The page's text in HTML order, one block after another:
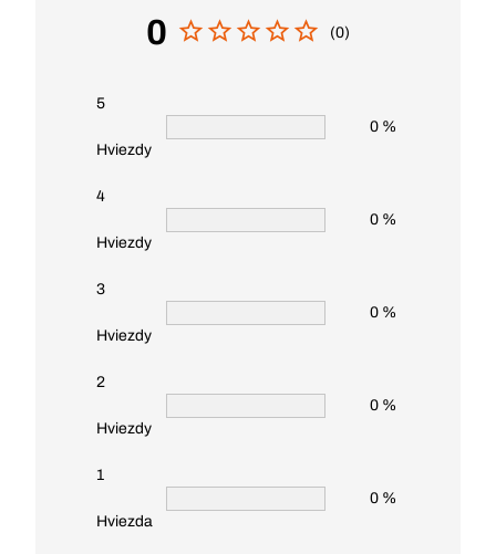
0 (0)
5
Hviezdy
0 %
4
Hviezdy
0 %
3
Hviezdy
0 %
2
Hviezdy
0 %
1
Hviezda
0 %